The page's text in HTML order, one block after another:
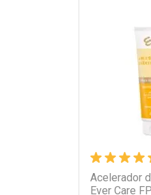
Ativar
Acelerador
Ever Care